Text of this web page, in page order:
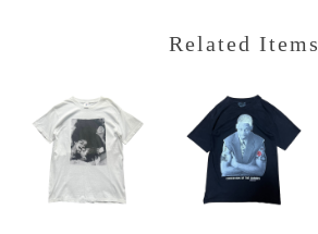
Related Items